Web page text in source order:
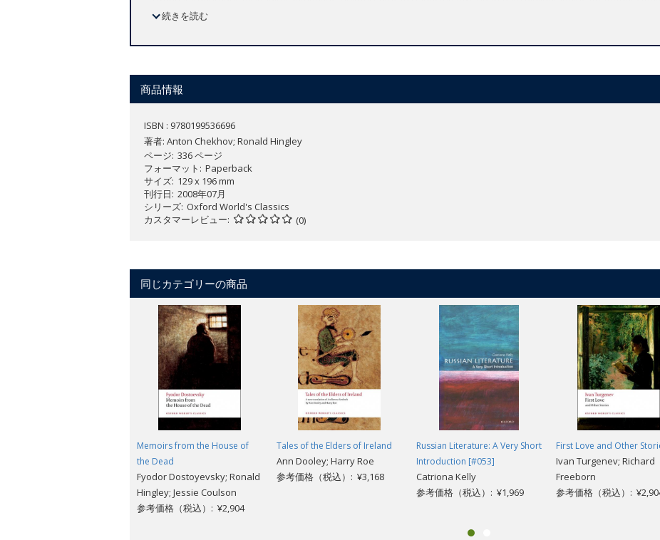
続きを読む
商品情報
ISBN : 9780199536696
著者: Anton Chekhov; Ronald Hingley
ページ 336 ページ
フォーマット
Paperback
サイズ 129 x 196 mm
刊行日 2008年07月
シリーズ Oxford World's Classics
カスタマーレビュー
(0)
同じカテゴリーの商品
Memoirs from the House of
the Dead
Fyodor Dostoyevsky; Ronald
Hingley; Jessie Coulson
参考価格（税込）: ¥2,904
Tales of the Elders of Ireland
Ann Dooley; Harry Roe
参考価格（税込）: ¥3,168
Russian Literature: A Very Short
Introduction [#053]
Catriona Kelly
参考価格（税込）: ¥1,969
First Love and Other
Ivan Turgenev; Richard
Freeborn
参考価格（税込）: